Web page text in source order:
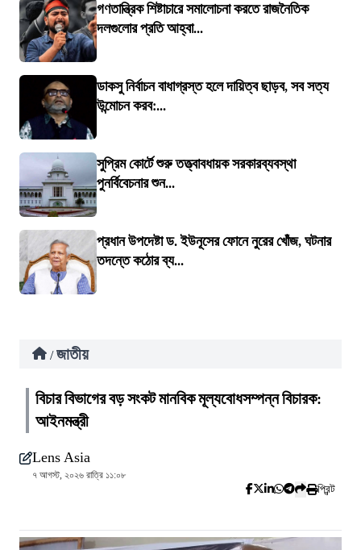
গণতান্ত্রিক শিষ্টাচারে সমালোচনা করতে রাজনৈতিক
দলগুলোর প্রতি আহ্বা...
ডাকসু নির্বাচন বাধাগ্রস্ত হলে দায়িত্ব ছাড়ব, সব সত্য
উন্মোচন করব:...
সুপ্রিম কোর্টে শুরু তত্ত্বাবধায়ক সরকারব্যবস্থা
পুনর্বিবেচনার শুন...
প্রধান উপদেষ্টা ড. ইউনূসের ফোনে নুরের খোঁজ, ঘটনার
তদন্তে কঠোর ব্য...
/ জাতীয়
বিচার বিভাগের বড় সংকট মানবিক মূল্যবোধসম্পন্ন বিচারক:
আইনমন্ত্রী
Lens Asia
৭ আগস্ট, ২০২৬ রাত্রি ১১:০৮
প্রিন্ট